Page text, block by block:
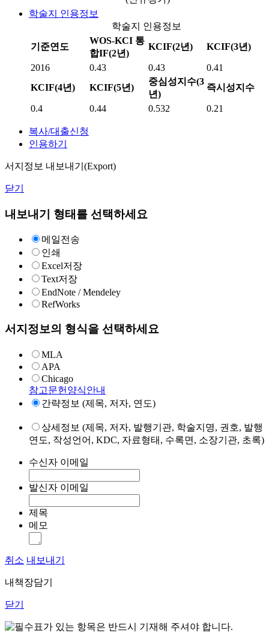
학술지 인용정보
학술지 인용정보
기준연도
WOS-KCI 통
합IF(2년)
KCIF(2년) KCIF(3년)
2016 0.43 0.43
0.41
KCIF(4년)
KCIF(5년)
중심성지수(3
년)
즉시성지수
0.4 0.44 0.532 0.21
복사/대출신청
인용하기
서지정보 내보내기(Export)
닫기
내보내기 형태를 선택하세요
메일전송
인쇄
Excel저장
Text저장
EndNote / Mendeley
RefWorks
서지정보의 형식을 선택하세요
MLA
APA
Chicago
참고문헌양식안내
간략정보 (제목, 저자, 연도)
상세정보 (제목, 저자, 발행기관, 학술지명, 권호, 발행
연도, 작성언어, KDC, 자료형태, 수록면, 소장기관, 초록)
수신자 이메일
발신자 이메일
제목
메모
취소 내보내기
내책장담기
닫기
표가 있는 항목은 반드시 기재해 주셔야 합니다.